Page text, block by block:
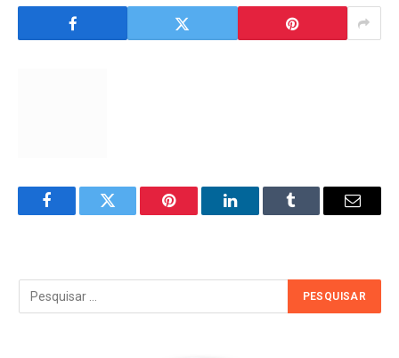
FacebookTwitter Pinterest LinkedInTumblr Email